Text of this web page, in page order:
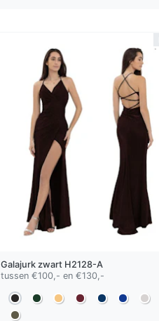
Galajurk zwartH2128-A
tussen €100,- en €130,-